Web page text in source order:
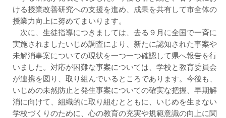
ける授業改善研究への支援を進め、成果を共有して市全体の
授業力向上に努めてまいります。
次に、生徒指導につきましては、去る９月に全国で一斉に
実施されましたいじめ調査により、新たに認知された事案や
未解消事案についての現状を一つ一つ確認して県へ報告を行
いました。対応が困難な事案については、学校と教育委員会
が連携を図り、取り組んでいるところであります。今後も、
いじめの未然防止と発生事案についての確実な把握、早期解
消に向けて、組織的に取り組むとともに、いじめを生まない
学校づくりのために、心の教育の充実や規範意識の向上に関